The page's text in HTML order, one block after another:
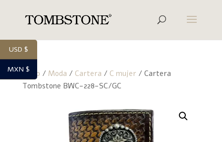
Inicio / Moda / Cartera / C mujer / Cartera
Tombstone BWC-228-SC/GC
USD $
MXN $